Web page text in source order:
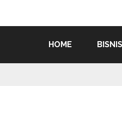
HOME BISNIS